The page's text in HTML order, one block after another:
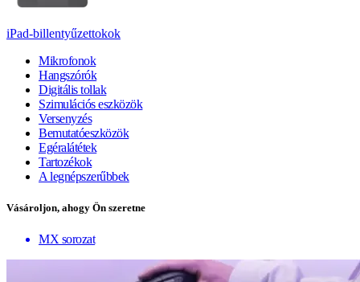
iPad-billentyűzettokok
Mikrofonok
Hangszórók
Digitális tollak
Szimulációs eszközök
Versenyzés
Bemutatóeszközök
Egéralátétek
Tartozékok
A legnépszerűbbek
Vásároljon, ahogy Ön szeretne
MX sorozat